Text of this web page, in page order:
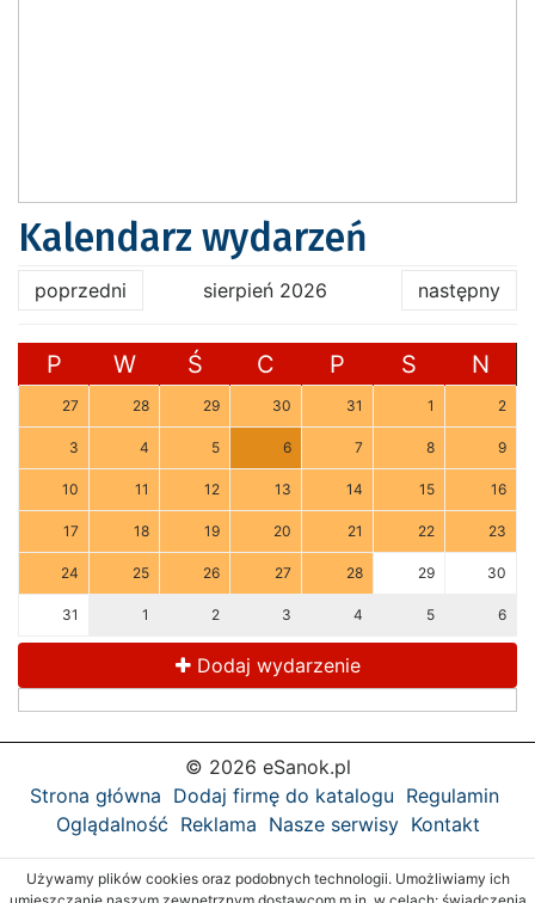
Kalendarz wydarzeń
poprzedni sierpień 2026 następny
P W Ś C P S N
27 28 29 30 31 1 2
3 4 5 6 7 8 9
10 11 12 13 14 15 16
17 18 19 20 21 22 23
24 25 26 27 28 29 30
31 1 2 3 4 5 6
Dodaj wydarzenie
© 2026 eSanok.pl
Strona główna Dodaj firmę do katalogu Regulamin
Oglądalność Reklama Nasze serwisy Kontakt
Używamy plików cookies oraz podobnych technologii. Umożliwiamy ich